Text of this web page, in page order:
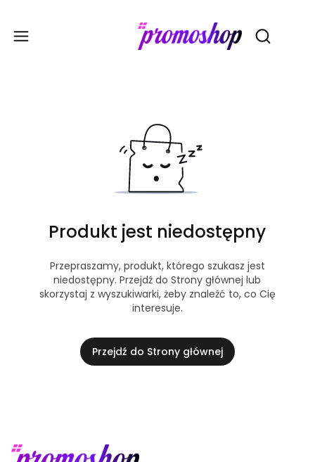
Otwórz
Produkt jest niedostępny
Przepraszamy, produkt, którego szukasz jest
niedostępny. Przejdź do Strony głównej lub
skorzystaj z wyszukiwarki, żeby znaleźć to, co Cię
interesuje.
Przejdź do Strony głównej